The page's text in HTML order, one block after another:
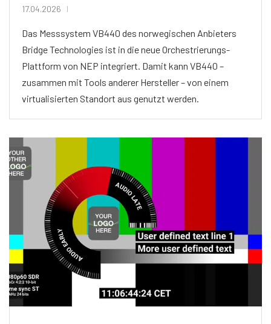
17.04.2026
Das Messsystem VB440 des norwegischen Anbieters
Bridge Technologies ist in die neue Orchestrierungs-
Plattform von NEP integriert. Damit kann VB440 –
zusammen mit Tools anderer Hersteller – von einem
virtualisierten Standort aus genutzt werden.